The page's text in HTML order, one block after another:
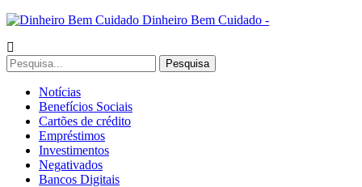
Dinheiro Bem Cuidado -
Notícias
Benefícios Sociais
Cartões de crédito
Empréstimos
Investimentos
Negativados
Bancos Digitais